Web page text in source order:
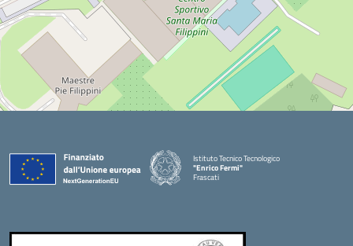
Istituto Tecnico Tecnologico
"Enrico Fermi"
Frascati